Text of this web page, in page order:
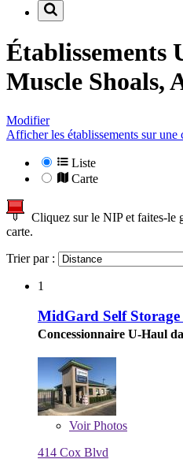
Établissements
Muscle Shoals,
Modifier
Afficher les établissements sur une
Liste
Carte
Cliquez sur le NIP et faites-le
carte.
Trier par :
1
MidGard Self
Concessionnaire U-Haul
VoirPhotos
414 Cox Blvd